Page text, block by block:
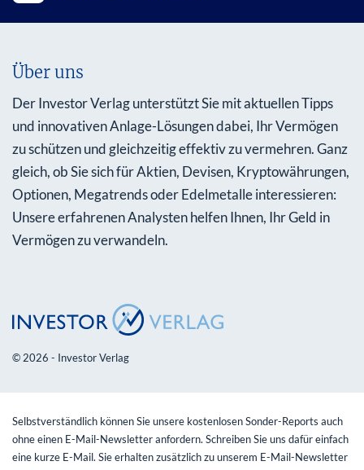
Über uns
Der Investor Verlag unterstützt Sie mit aktuellen Tipps
und innovativen Anlage-Lösungen dabei, Ihr Vermögen
zu schützen und gleichzeitig effektiv zu vermehren. Ganz
gleich, ob Sie sich für Aktien, Devisen, Kryptowährungen,
Optionen, Megatrends oder Edelmetalle interessieren:
Unsere erfahrenen Analysten helfen Ihnen, Ihr Geld in
Vermögen zu verwandeln.
© 2026 - Investor Verlag
Selbstverständlich können Sie unsere kostenlosen Sonder-Reports auch
ohne einen E-Mail-Newsletter anfordern. Schreiben Sie uns dafür einfach
eine kurze E-Mail. Sie erhalten zusätzlich zu unserem E-Mail-Newsletter